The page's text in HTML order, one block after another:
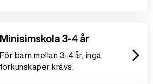
Minisimskola 3-4 år
För barn mellan 3-4 år, inga
förkunskaper krävs.
arrow_forward_ios